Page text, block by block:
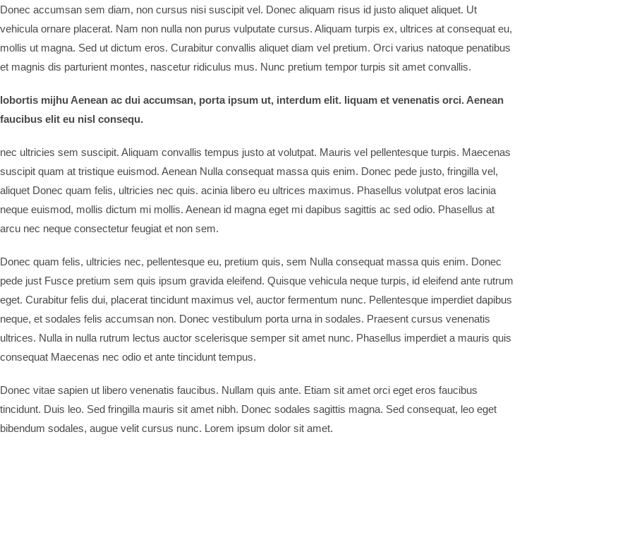
Donec accumsan sem diam, non cursus nisi suscipit vel. Donec aliquam risus id justo aliquet aliquet. Ut
vehicula ornare placerat. Nam non nulla non purus vulputate cursus. Aliquam turpis ex, ultrices at consequat eu,
mollis ut magna. Sed ut dictum eros. Curabitur convallis aliquet diam vel pretium. Orci varius natoque penatibus
et magnis dis parturient montes, nascetur ridiculus mus. Nunc pretium tempor turpis sit amet convallis.
lobortis mijhu Aenean ac dui accumsan, porta ipsum ut, interdum elit. liquam et venenatis orci. Aenean
faucibus elit eu nisl consequ.
nec ultricies sem suscipit. Aliquam convallis tempus justo at volutpat. Mauris vel pellentesque turpis. Maecenas
suscipit quam at tristique euismod. Aenean Nulla consequat massa quis enim. Donec pede justo, fringilla vel,
aliquet Donec quam felis, ultricies nec quis. acinia libero eu ultrices maximus. Phasellus volutpat eros lacinia
neque euismod, mollis dictum mi mollis. Aenean id magna eget mi dapibus sagittis ac sed odio. Phasellus at
arcu nec neque consectetur feugiat et non sem.
Donec quam felis, ultricies nec, pellentesque eu, pretium quis, sem Nulla consequat massa quis enim. Donec
pede just Fusce pretium sem quis ipsum gravida eleifend. Quisque vehicula neque turpis, id eleifend ante rutrum
eget. Curabitur felis dui, placerat tincidunt maximus vel, auctor fermentum nunc. Pellentesque imperdiet dapibus
neque, et sodales felis accumsan non. Donec vestibulum porta urna in sodales. Praesent cursus venenatis
ultrices. Nulla in nulla rutrum lectus auctor scelerisque semper sit amet nunc. Phasellus imperdiet a mauris quis
consequat Maecenas nec odio et ante tincidunt tempus.
Donec vitae sapien ut libero venenatis faucibus. Nullam quis ante. Etiam sit amet orci eget eros faucibus
tincidunt. Duis leo. Sed fringilla mauris sit amet nibh. Donec sodales sagittis magna. Sed consequat, leo eget
bibendum sodales, augue velit cursus nunc. Lorem ipsum dolor sit amet.